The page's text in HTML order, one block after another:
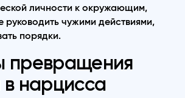
личности к окружающим,
руководить чужими действиями,
порядки.
превращения
нарцисса